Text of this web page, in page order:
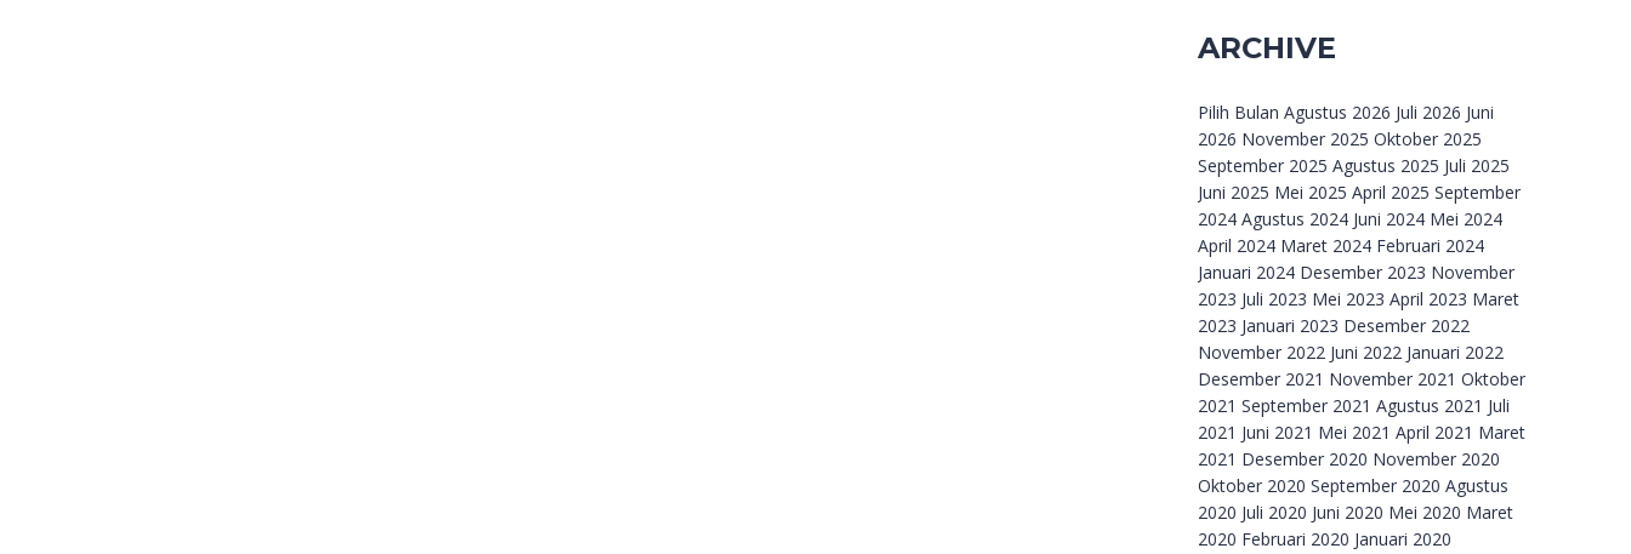
ARCHIVE
Archive
Pilih Bulan Agustus 2026 Juli 2026 Juni
2026 November 2025 Oktober 2025
September 2025 Agustus 2025 Juli 2025
Juni 2025 Mei 2025 April 2025 September
2024 Agustus 2024 Juni 2024 Mei 2024
April 2024 Maret 2024 Februari 2024
Januari 2024 Desember 2023 November
2023 Juli 2023 Mei 2023 April 2023 Maret
2023 Januari 2023 Desember 2022
November 2022 Juni 2022 Januari 2022
Desember 2021 November 2021 Oktober
2021 September 2021 Agustus 2021 Juli
2021 Juni 2021 Mei 2021 April 2021 Maret
2021 Desember 2020 November 2020
Oktober 2020 September 2020 Agustus
2020 Juli 2020 Juni 2020 Mei 2020 Maret
2020 Februari 2020 Januari 2020